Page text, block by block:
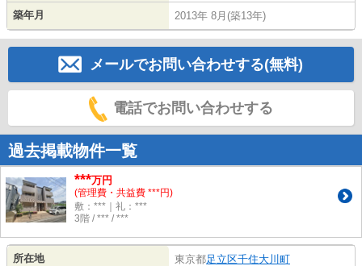
築年月 2013年 8月(築13年)
メールでお問い合わせする(無料)
電話でお問い合わせする
過去掲載物件一覧
***万円
(管理費・共益費 ***円)
敷：***｜礼：***
3階 / *** / ***
所在地 東京都足立区千住大川町